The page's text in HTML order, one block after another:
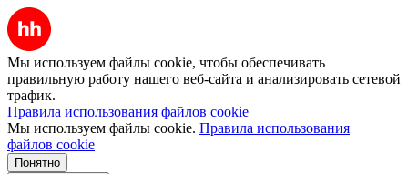
Мы используем файлы cookie, чтобы обеспечивать
правильную работу нашего веб-сайта и анализировать сетевой
трафик.
Правила использования файлов cookie
Мы используем файлы cookie. Правила использования
файлов cookie
Понятно